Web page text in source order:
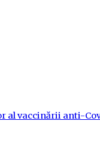
al vaccinării anti-